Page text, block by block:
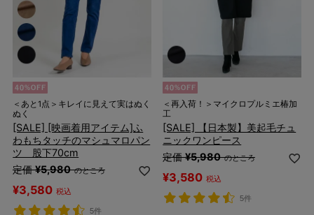
＜あと1点＞キレイに見えて実はぬく
ぬく
[SALE] [映画着用アイテム]ふ
わもちタッチのマシュマロパン
ツ 股下70cm
定価 ¥5,980 のところ
¥3,580 税込
5件
＜再入荷！＞マイクロプルミエ椿加
工
[SALE] 【日本製】美起毛チュ
ニックワンピース
定価 ¥5,980 のところ
¥3,580 税込
5件